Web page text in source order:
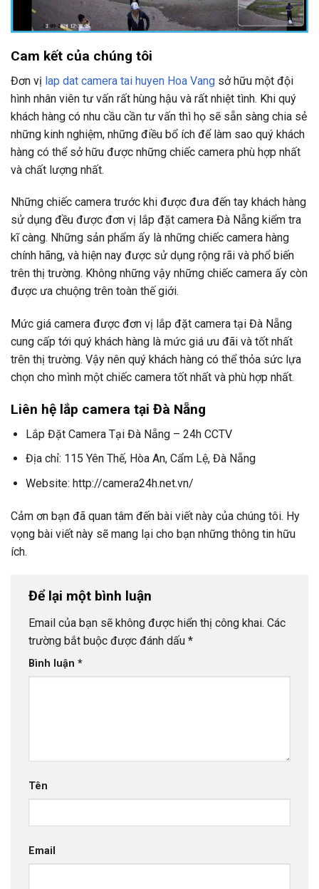
Cam kết của chúng tôi
Đơn vị lap dat camera tai huyen Hoa Vang sở hữu một đội
hình nhân viên tư vấn rất hùng hậu và rất nhiệt tình. Khi quý
khách hàng có nhu cầu cần tư vấn thì họ sẽ sẵn sàng chia sẻ
những kinh nghiệm, những điều bổ ích để làm sao quý khách
hàng có thể sở hữu được những chiếc camera phù hợp nhất
và chất lượng nhất.
Những chiếc camera trước khi được đưa đến tay khách hàng
sử dụng đều được đơn vị lắp đặt camera Đà Nẵng kiểm tra
kĩ càng. Những sản phẩm ấy là những chiếc camera hàng
chính hãng, và hiện nay được sử dụng rộng rãi và phổ biến
trên thị trường. Không những vậy những chiếc camera ấy còn
được ưa chuộng trên toàn thế giới.
Mức giá camera được đơn vị lắp đặt camera tại Đà Nẵng
cung cấp tới quý khách hàng là mức giá ưu đãi và tốt nhất
trên thị trường. Vậy nên quý khách hàng có thể thỏa sức lựa
chọn cho mình một chiếc camera tốt nhất và phù hợp nhất.
Liên hệ lắp camera tại Đà Nẵng
Lắp Đặt Camera Tại Đà Nẵng – 24h CCTV
Địa chỉ: 115 Yên Thế, Hòa An, Cẩm Lệ, Đà Nẵng
Website: http://camera24h.net.vn/
Cảm ơn bạn đã quan tâm đến bài viết này của chúng tôi. Hy
vọng bài viết này sẽ mang lại cho bạn những thông tin hữu
ích.
Để lại một bình luận
Email của bạn sẽ không được hiển thị công khai. Các
trường bắt buộc được đánh dấu *
Bình luận *
Tên
Email